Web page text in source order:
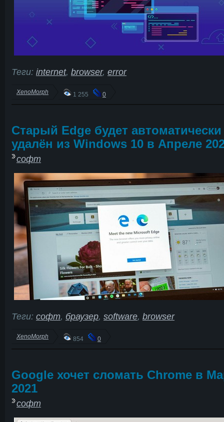
Теги: internet, browser, error
XenoMorph 1 255 0
Старый Edge будет автоматически
удалён из Windows 10 в Апреле
софт
Теги: софт, браузер, software, browser
XenoMorph 854 0
Google хочет сломать Chrome в
2021
софт